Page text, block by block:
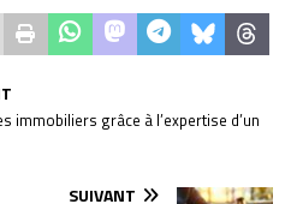
immobiliers grâce à l’expertise d’un
SUIVANT